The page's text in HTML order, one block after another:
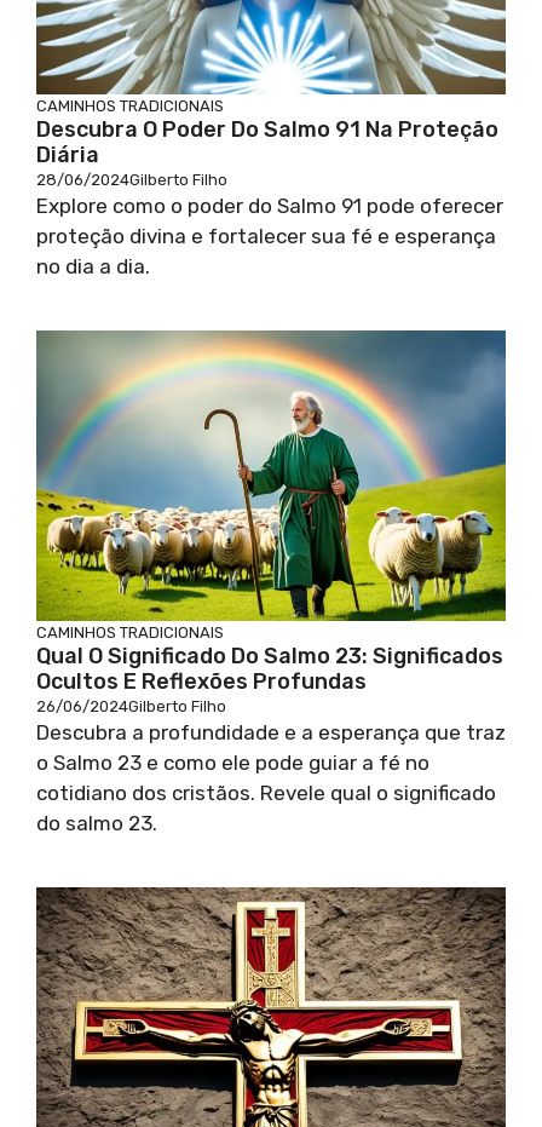
CAMINHOS TRADICIONAIS
Descubra O Poder Do Salmo 91 Na Proteção
Diária
28/06/2024Gilberto Filho
Explore como o poder do Salmo 91 pode oferecer
proteção divina e fortalecer sua fé e esperança
no dia a dia.
CAMINHOS TRADICIONAIS
Qual O Significado Do Salmo 23: Significados
Ocultos E Reflexões Profundas
26/06/2024Gilberto Filho
Descubra a profundidade e a esperança que traz
o Salmo 23 e como ele pode guiar a fé no
cotidiano dos cristãos. Revele qual o significado
do salmo 23.